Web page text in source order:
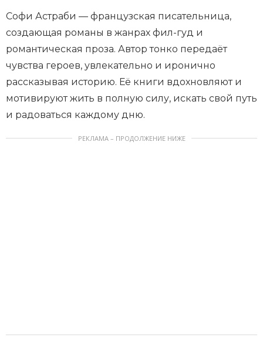
Софи Астраби — французская писательница,
создающая романы в жанрах фил-гуд и
романтическая проза. Автор тонко передаёт
чувства героев, увлекательно и иронично
рассказывая историю. Её книги вдохновляют и
мотивируют жить в полную силу, искать свой путь
и радоваться каждому дню.
РЕКЛАМА – ПРОДОЛЖЕНИЕ НИЖЕ